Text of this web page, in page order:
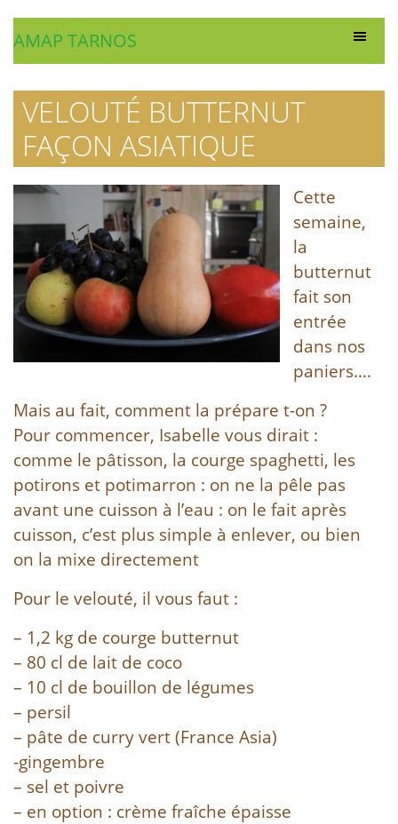
AMAP TARNOS
VELOUTÉ BUTTERNUT
FAÇON ASIATIQUE
Cette
semaine,
la
butternut
fait son
entrée
dans nos
paniers….
Mais au fait, comment la prépare t-on ?
Pour commencer, Isabelle vous dirait :
comme le pâtisson, la courge spaghetti, les
potirons et potimarron : on ne la pêle pas
avant une cuisson à l’eau : on le fait après
cuisson, c’est plus simple à enlever, ou bien
on la mixe directement
Pour le velouté, il vous faut :
– 1,2 kg de courge butternut
– 80 cl de lait de coco
– 10 cl de bouillon de légumes
– persil
– pâte de curry vert (France Asia)
-gingembre
– sel et poivre
– en option : crème fraîche épaisse